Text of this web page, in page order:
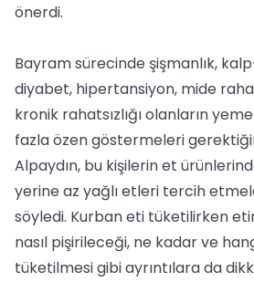
önerdi.
Bayram sürecinde şişmanlık,
diyabet, hipertansiyon, mide
kronik rahatsızlığı olanların
fazla özen göstermeleri
Alpaydın, bu kişilerin et
yerine az yağlı etleri tercih
söyledi. Kurban eti tüketilirken
nasıl pişirileceği, ne kadar ve
tüketilmesi gibi ayrıntılara da